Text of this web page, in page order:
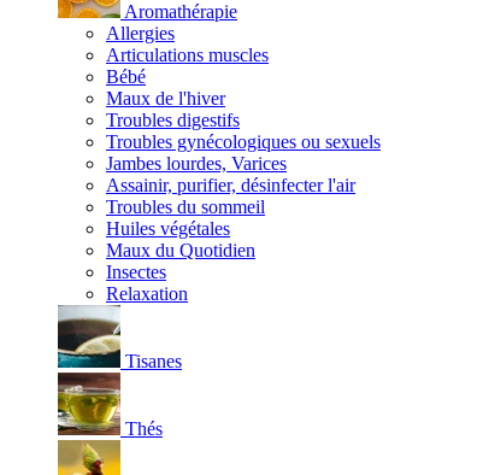
Aromathérapie
Allergies
Articulations muscles
Bébé
Maux de l'hiver
Troubles digestifs
Troubles gynécologiques ou sexuels
Jambes lourdes, Varices
Assainir, purifier, désinfecter l'air
Troubles du sommeil
Huiles végétales
Maux du Quotidien
Insectes
Relaxation
Tisanes
Thés